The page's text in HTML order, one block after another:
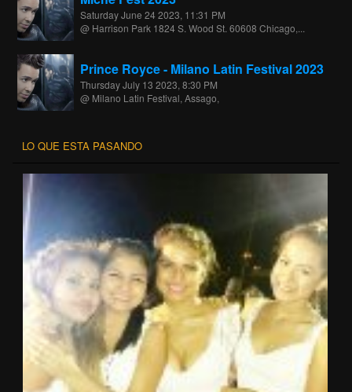
Saturday June 24 2023, 11:31 PM
@ Harrison Park 1824 S. Wood St. 60608 Chicago,...
Prince Royce - Milano Latin Festival 2023
Thursday July 13 2023, 8:30 PM
@ Milano Latin Festival, Assago,
LO QUE ESTA PASANDO